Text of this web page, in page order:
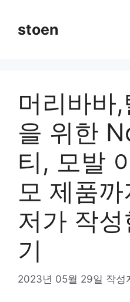
stoen
머리바바,
을 위한
티, 모발
모 제품
저가 작
기
2023년 05월 29일 작성